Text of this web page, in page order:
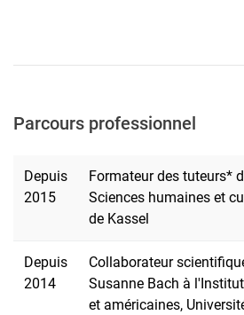
Parcours professionnel
Depuis
2015
Formateur des tuteurs*
Sciences humaines et
de Kassel
Depuis
2014
Collaborateur
Susanne Bach à
et américaines,